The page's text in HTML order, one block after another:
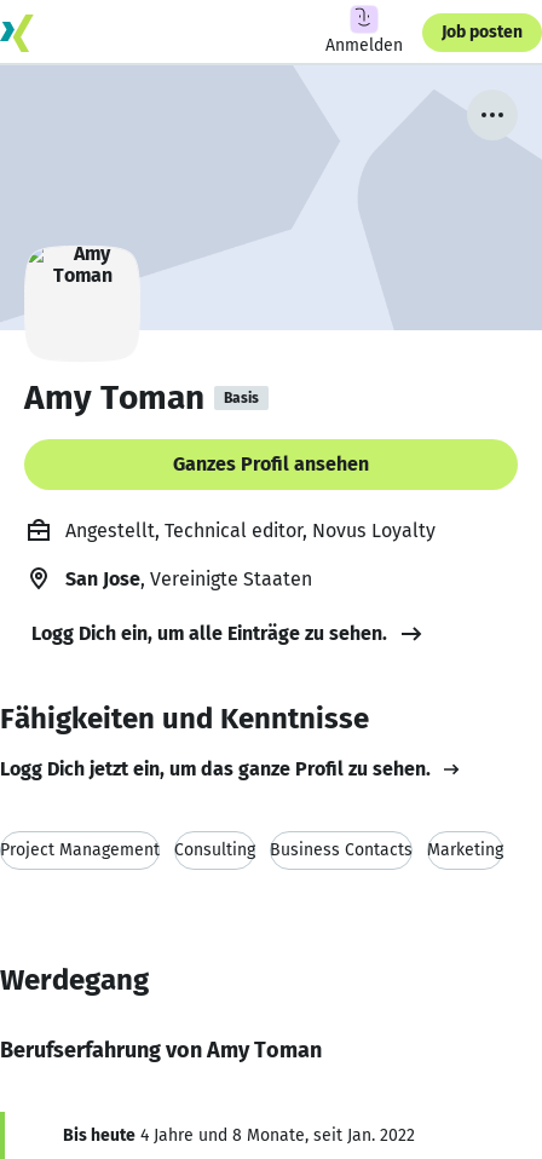
Anmelden
Job posten
Amy Toman Basis
Ganzes Profil ansehen
Angestellt, Technical editor, Novus Loyalty
San Jose, Vereinigte Staaten
Logg Dich ein, um alle Einträge zu sehen.
Fähigkeiten und Kenntnisse
Logg Dich jetzt ein, um das ganze Profil zu sehen.
Project Management Consulting Business Contacts Marketing
Werdegang
Berufserfahrung von Amy Toman
Bis heute 4 Jahre und 8 Monate, seit Jan. 2022